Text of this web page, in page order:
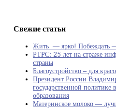
Свежие статьи
Жить — ярко! Побеждать
РТРС: 25 лет на страже
страны
Благоустройство – для
Президент России
государственной политике
образования
Материнское молоко —